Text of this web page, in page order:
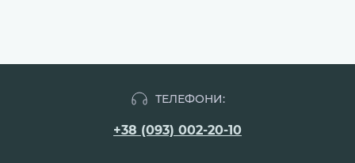
ТЕЛЕФОНИ:
+38 (093) 002-20-10